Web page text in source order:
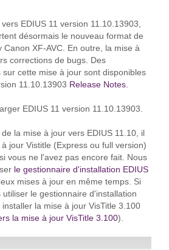
EDIUS 11 version 11.10.13903,
désormais le nouveau format de
Canon XF-AVC. En outre, la mise à
corrections de bugs. Des
sur cette mise à jour sont disponibles
11.10.13903 Release Notes.
EDIUS 11 version 11.10.13903.
la mise à jour vers EDIUS 11.10, il
jour Vistitle (Express ou full version)
vous ne l'avez pas encore fait. Nous
le gestionnaire d'installation EDIUS
mises à jour en même temps. Si
le gestionnaire d'installation
installer la mise à jour VisTitle 3.100
la mise à jour VisTitle 3.100).